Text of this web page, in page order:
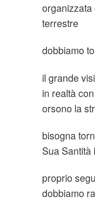
terrestre
dobbiamo
il grande
in realtà
orsono la
bisogna
Sua Santità
proprio
dobbiamo